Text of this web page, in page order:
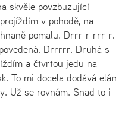
skvěle povzbuzující
v pohodě, na
pomalu. Drrr r rrr r.
Drrrrr. Druhá s
a čtvrtou jedu na
To mi docela dodává elán
Už se rovnám. Snad to i